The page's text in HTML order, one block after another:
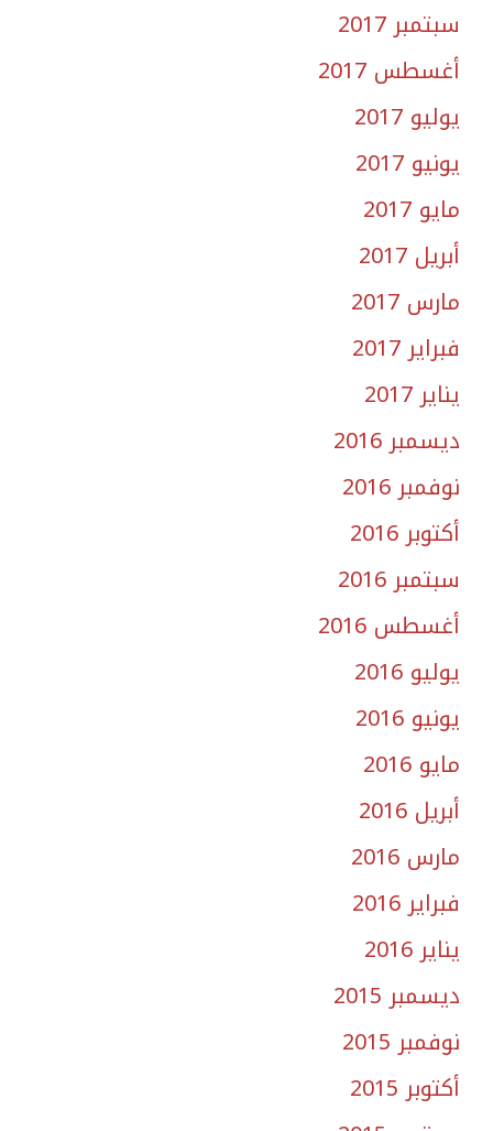
سبتمبر 2017
أغسطس 2017
يوليو 2017
يونيو 2017
مايو 2017
أبريل 2017
مارس 2017
فبراير 2017
يناير 2017
ديسمبر 2016
نوفمبر 2016
أكتوبر 2016
سبتمبر 2016
أغسطس 2016
يوليو 2016
يونيو 2016
مايو 2016
أبريل 2016
مارس 2016
فبراير 2016
يناير 2016
ديسمبر 2015
نوفمبر 2015
أكتوبر 2015